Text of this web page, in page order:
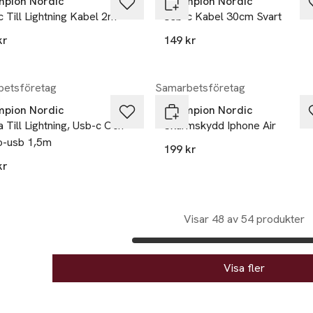
Till Lightning Kabel 2m
finns i färgerna:
Usb-c Kabel 30cm Svart
149 kr
Nordic
Till Lightning, Usb-c Och
usb 1,5m
Samarbetsföretag
Champion Nordic
Skärmskydd Iphone Air
199 kr
Visar 48 av 54 produkter
Visa fler